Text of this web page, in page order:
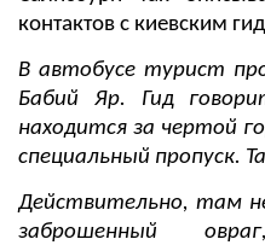
контактов с киевским
В автобусе турист
Бабий Яр. Гид
находится за чертой
специальный пропуск.
Действительно, там
заброшенный